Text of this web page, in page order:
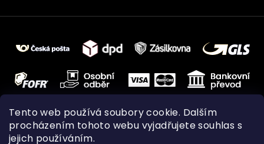
Tento web používá soubory cookie. Dalším
procházením tohoto webu vyjadřujete souhlas s
jejich používáním.